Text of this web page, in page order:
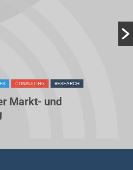
CONSULTING RESEARCH
Markt- und